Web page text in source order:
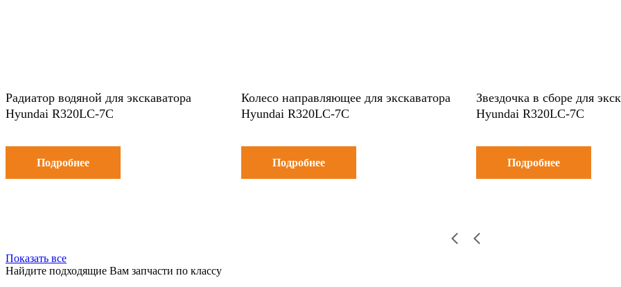
Радиатор водяной для экскаватора
Hyundai R320LC-7C
Подробнее
Колесо направляющее для экскаватора
Hyundai R320LC-7C
Подробнее
Звездочка в сборе для
Hyundai R320LC-7C
Подробнее
Показать все
Найдите подходящие Вам запчасти по классу